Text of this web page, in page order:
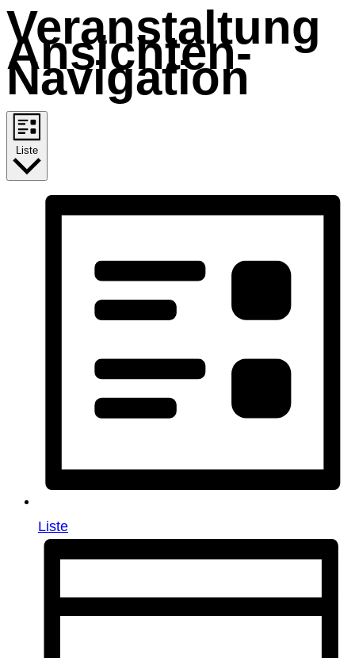
Veranstaltung
Ansichten-
Navigation
Liste
Liste